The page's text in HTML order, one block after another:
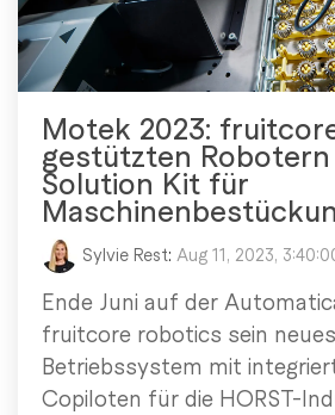
Motek 2023:
gestützten
Solution Kit für
Sylvie Rest: Aug 11, 2023,
Ende Juni auf der
fruitcore robotics sein neues
Betriebssystem mit
Copiloten für die HORST-